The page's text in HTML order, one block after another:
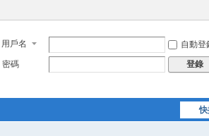
用戶名 自動登
密碼
登錄